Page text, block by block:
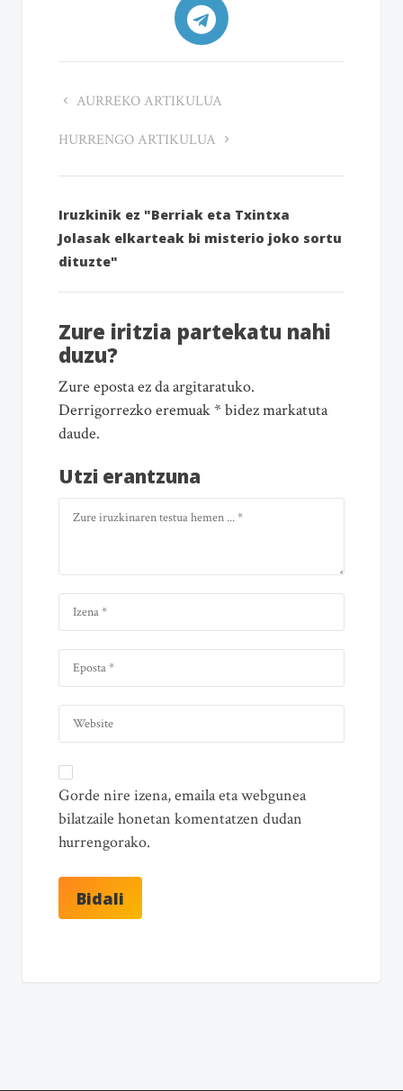
AURREKO ARTIKULUA
HURRENGO ARTIKULUA
Iruzkinik ez "Berriak eta Txintxa
Jolasak elkarteak bi misterio joko sortu
dituzte"
Zure iritzia partekatu nahi
duzu?
Zure eposta ez da argitaratuko.
Derrigorrezko eremuak * bidez markatuta
daude.
Utzi erantzuna
Gorde nire izena, emaila eta webgunea
bilatzaile honetan komentatzen dudan
hurrengorako.